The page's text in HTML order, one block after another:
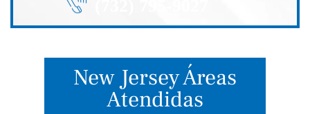
New Jersey Áreas
Atendidas